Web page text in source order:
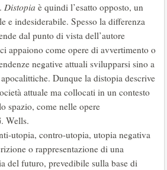
Distopia è quindi l’esatto opposto, un
e indesiderabile. Spesso la differenza
dal punto di vista dell’autore
appaiono come opere di avvertimento o
negative attuali svilupparsi sino a
Dunque la distopia descrive
attuale ma collocati in un contesto
spazio, come nelle opere
Wells.
utopia, contro-utopia, utopia negativa
o rappresentazione di una
del futuro, prevedibile sulla base di